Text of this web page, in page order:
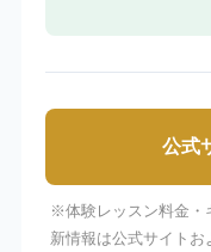
公式
※体験レッスン料金・
新情報は公式サイトお